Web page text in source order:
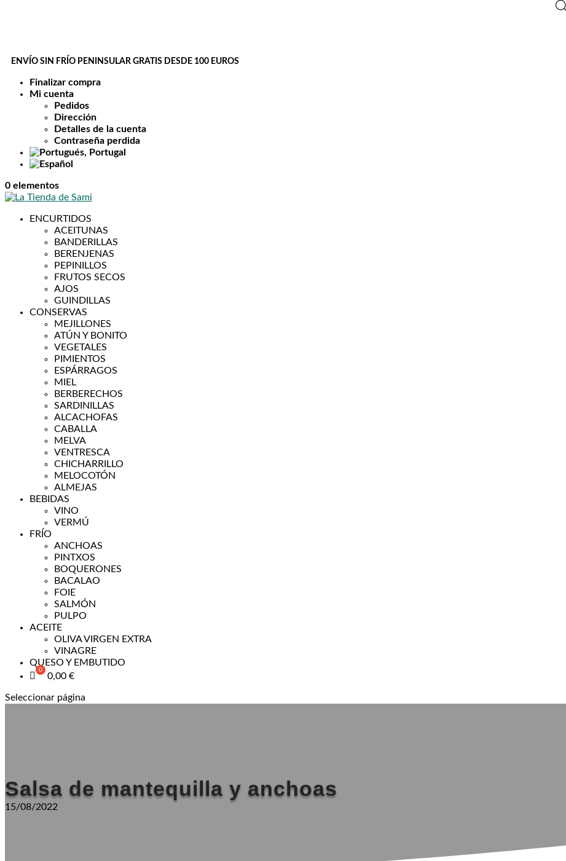
ENVÍO SIN FRÍO PENINSULAR GRATIS DESDE 100 EUROS
Finalizar compra
Mi cuenta
Pedidos
Dirección
Detalles de la cuenta
Contraseña perdida
0 elementos
ENCURTIDOS
ACEITUNAS
BANDERILLAS
BERENJENAS
PEPINILLOS
FRUTOS SECOS
AJOS
GUINDILLAS
CONSERVAS
MEJILLONES
ATÚN Y BONITO
VEGETALES
PIMIENTOS
ESPÁRRAGOS
MIEL
BERBERECHOS
SARDINILLAS
ALCACHOFAS
CABALLA
MELVA
VENTRESCA
CHICHARRILLO
MELOCOTÓN
ALMEJAS
BEBIDAS
VINO
VERMÚ
FRÍO
ANCHOAS
PINTXOS
BOQUERONES
BACALAO
FOIE
SALMÓN
PULPO
ACEITE
OLIVA VIRGEN EXTRA
VINAGRE
QUESO Y EMBUTIDO
0,00 €
Seleccionar página
Salsa de mantequilla y anchoas
15/08/2022